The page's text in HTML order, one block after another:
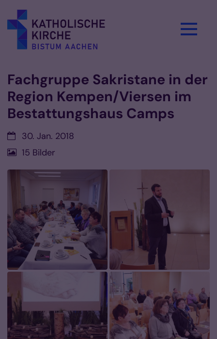
Fachgruppe Sakristane in der
Region Kempen/Viersen im
Bestattungshaus Camps
Datum:30. Jan. 2018
15 Bilder